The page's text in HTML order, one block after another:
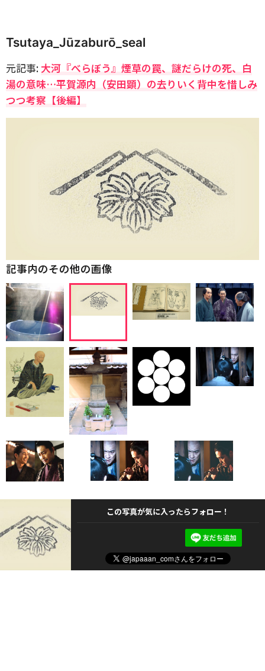
Tsutaya_Jūzaburō_seal
元記事:大河『べらぼう』煙草の罠、謎だらけの死、白
湯の意味…平賀源内（安田顕）の去りいく背中を惜しみ
つつ考察【後編】
記事内のその他の画像
この写真が気に入ったらフォロー！